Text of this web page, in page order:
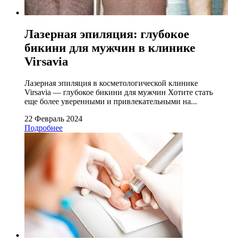
Лазерная эпиляция: глубокое
бикини для мужчин в клинике
Virsavia
Лазерная эпиляция в косметологической клинике
Virsavia — глубокое бикини для мужчин Хотите стать
еще более уверенными и привлекательными на...
22 Февраль 2024
Подробнее